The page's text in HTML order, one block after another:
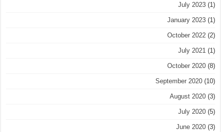
July 2023(1)
January 2023(1)
October 2022(2)
July 2021 (1)
October 2020(8)
September 2020(10)
August 2020(3)
July 2020(5)
June 2020(3)